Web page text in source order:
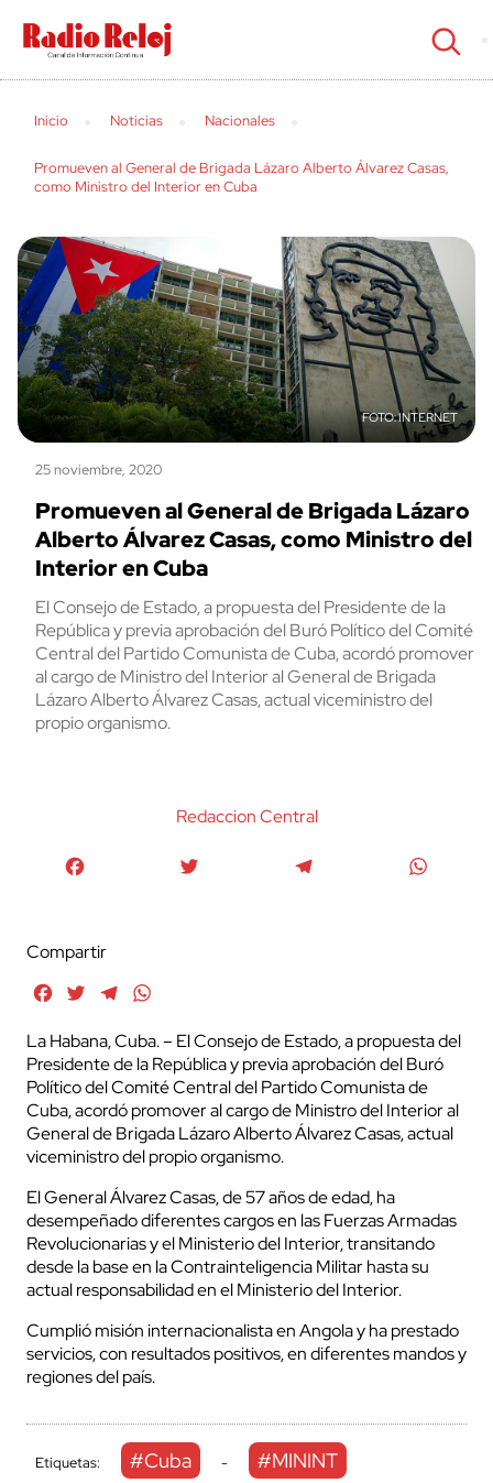
cerrar
Inicio Noticias Nacionales
Promueven al General de Brigada Lázaro Alberto Álvarez Casas,
como Ministro del Interior en Cuba
INTERNET
25 noviembre, 2020
Promueven al General de Brigada Lázaro
Alberto Álvarez Casas, como Ministro del
Interior en Cuba
El Consejo de Estado, a propuesta del Presidente de la
República y previa aprobación del Buró Político del Comité
Central del Partido Comunista de Cuba, acordó promover
al cargo de Ministro del Interior al General de Brigada
Lázaro Alberto Álvarez Casas, actual viceministro del
propio organismo.
Redaccion Central
Compartir
FacebookTwitterTelegram
La Habana, Cuba. – El Consejo de Estado, a propuesta del
Presidente de la República y previa aprobación del Buró
Político del Comité Central del Partido Comunista de
Cuba, acordó promover al cargo de Ministro del Interior al
General de Brigada Lázaro Alberto Álvarez Casas, actual
viceministro del propio organismo.
El General Álvarez Casas, de 57 años de edad, ha
desempeñado diferentes cargos en las Fuerzas Armadas
Revolucionarias y el Ministerio del Interior, transitando
desde la base en la Contrainteligencia Militar hasta su
actual responsabilidad en el Ministerio del Interior.
Cumplió misión internacionalista en Angola y ha prestado
servicios, con resultados positivos, en diferentes mandos y
regiones del país.
Etiquetas: #Cuba - #MININT